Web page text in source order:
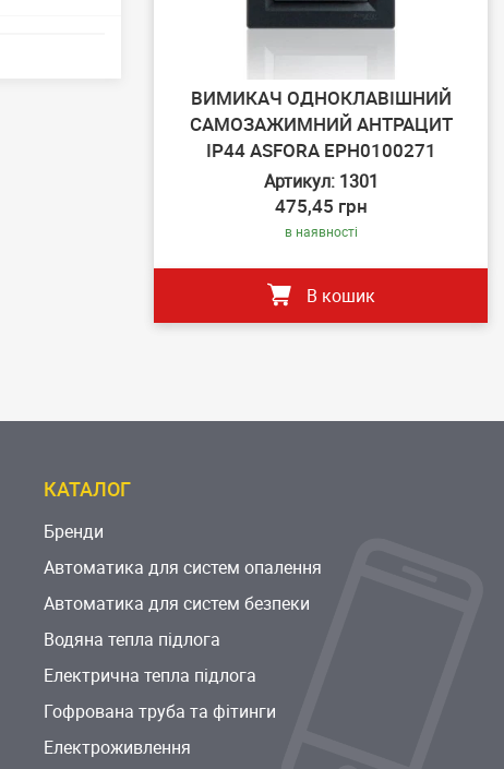
ВИМИКАЧ ОДНОКЛАВІШНИЙ
САМОЗАЖИМНИЙ АНТРАЦИТ
IP44 ASFORA EPH0100271
Артикул: 1301
475,45 грн
в наявності
В кошик
КАТАЛОГ
Бренди
Автоматика для систем опалення
Автоматика для систем безпеки
Водяна тепла підлога
Електрична тепла підлога
Гофрована труба та фітинги
Електроживлення